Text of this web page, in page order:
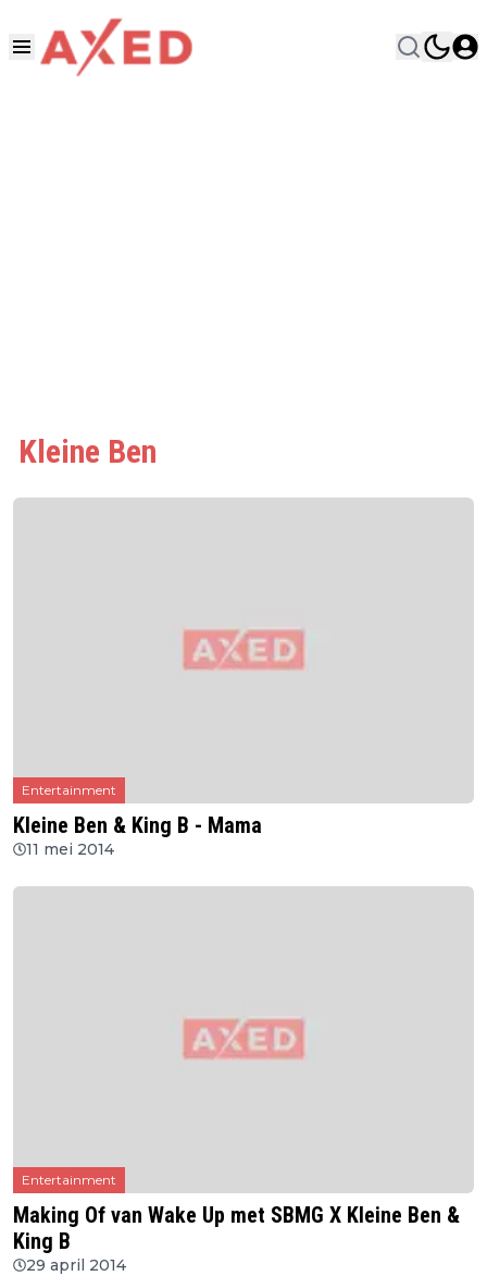
Kleine Ben
Entertainment
Kleine Ben & King B - Mama
11 mei 2014
Entertainment
Making Of van Wake Up met SBMG X Kleine Ben &
King B
29 april 2014